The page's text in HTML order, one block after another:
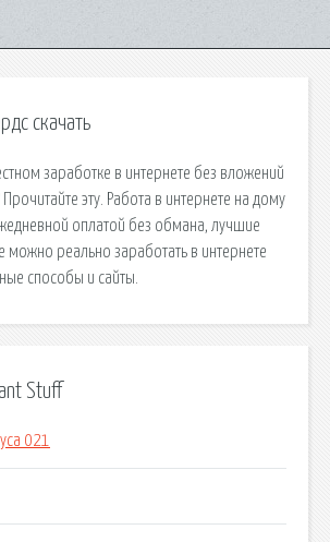
скачать
заработке в интернете без вложений
эту. Работа в интернете на дому
оплатой без обмана, лучшие
можно реально заработать в интернете
способы и сайты.
Stuff
021